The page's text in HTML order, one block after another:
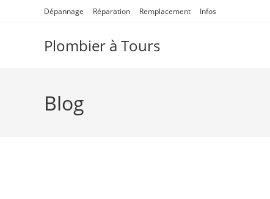
Dépannage Réparation Remplacement Infos
Plombier à Tours
Blog